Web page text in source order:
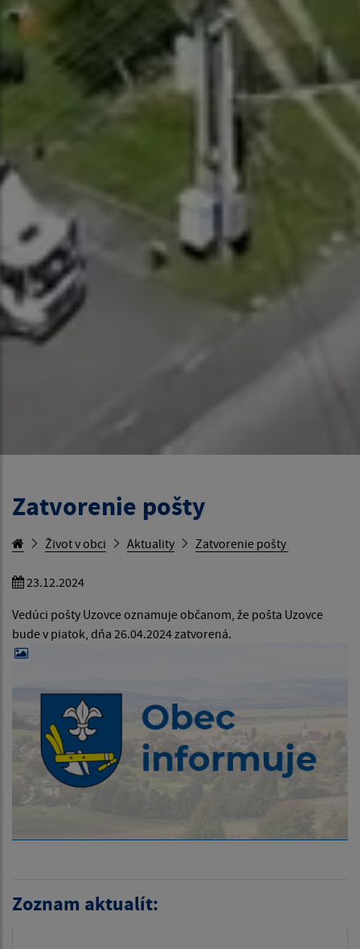
Zatvorenie pošty
Život v obci Aktuality Zatvorenie pošty
23.12.2024
Vedúci pošty Uzovce oznamuje občanom, že pošta Uzovce
bude v piatok, dňa 26.04.2024 zatvorená.
Zoznam aktualít: